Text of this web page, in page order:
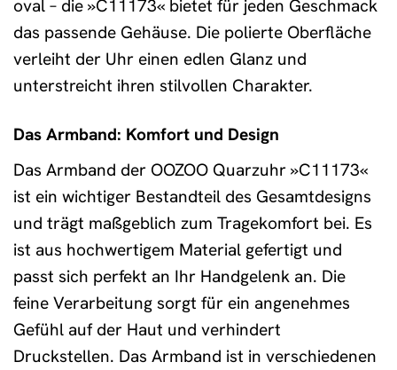
oval – die »C11173« bietet für jeden Geschmack
das passende Gehäuse. Die polierte Oberfläche
verleiht der Uhr einen edlen Glanz und
unterstreicht ihren stilvollen Charakter.
Das Armband: Komfort und Design
Das Armband der OOZOO Quarzuhr »C11173«
ist ein wichtiger Bestandteil des Gesamtdesigns
und trägt maßgeblich zum Tragekomfort bei. Es
ist aus hochwertigem Material gefertigt und
passt sich perfekt an Ihr Handgelenk an. Die
feine Verarbeitung sorgt für ein angenehmes
Gefühl auf der Haut und verhindert
Druckstellen. Das Armband ist in verschiedenen